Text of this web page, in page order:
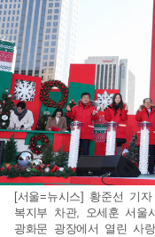
[서울=뉴시스] 황준선 기
복지부 차관, 오세훈 서울
광화문 광장에서 열린 사